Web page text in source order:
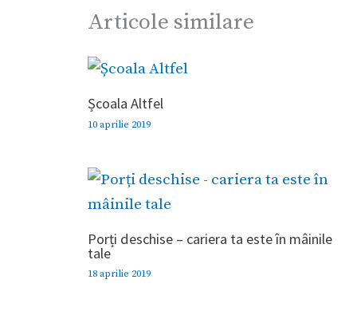
Articole similare
Școala Altfel
10 aprilie 2019
Porți deschise – cariera ta este în mâinile
tale
18 aprilie 2019